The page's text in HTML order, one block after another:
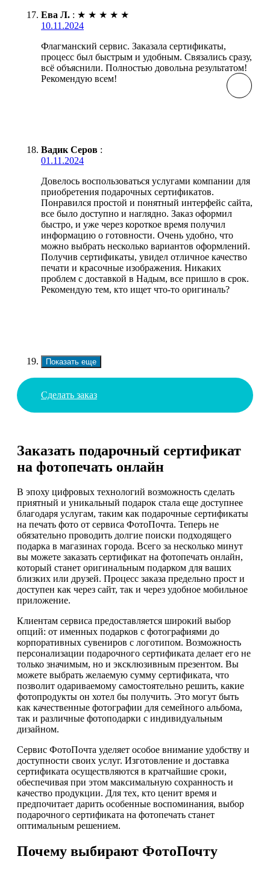
Ева Л. : ★ ★ ★ ★ ★
10.11.2024
Флагманский сервис. Заказала сертификаты,
процесс был быстрым и удобным. Связались сразу,
всё объяснили. Полностью довольна результатом!
Рекомендую всем!
Вадик Серов :
01.11.2024
Довелось воспользоваться услугами компании для
приобретения подарочных сертификатов.
Понравился простой и понятный интерфейс сайта,
все было доступно и наглядно. Заказ оформил
быстро, и уже через короткое время получил
информацию о готовности. Очень удобно, что
можно выбрать несколько вариантов оформлений.
Получив сертификаты, увидел отличное качество
печати и красочные изображения. Никаких
проблем с доставкой в Надым, все пришло в срок.
Рекомендую тем, кто ищет что-то оригиналь?
Показать еще
Сделать заказ
Заказать подарочный сертификат
на фотопечать онлайн
В эпоху цифровых технологий возможность сделать
приятный и уникальный подарок стала еще доступнее
благодаря услугам, таким как подарочные сертификаты
на печать фото от сервиса ФотоПочта. Теперь не
обязательно проводить долгие поиски подходящего
подарка в магазинах города. Всего за несколько минут
вы можете заказать сертификат на фотопечать онлайн,
который станет оригинальным подарком для ваших
близких или друзей. Процесс заказа предельно прост и
доступен как через сайт, так и через удобное мобильное
приложение.
Клиентам сервиса предоставляется широкий выбор
опций: от именных подарков с фотографиями до
корпоративных сувениров с логотипом. Возможность
персонализации подарочного сертификата делает его не
только значимым, но и эксклюзивным презентом. Вы
можете выбрать желаемую сумму сертификата, что
позволит одариваемому самостоятельно решить, какие
фотопродукты он хотел бы получить. Это могут быть
как качественные фотографии для семейного альбома,
так и различные фотоподарки с индивидуальным
дизайном.
Сервис ФотоПочта уделяет особое внимание удобству и
доступности своих услуг. Изготовление и доставка
сертификата осуществляются в кратчайшие сроки,
обеспечивая при этом максимальную сохранность и
качество продукции. Для тех, кто ценит время и
предпочитает дарить особенные воспоминания, выбор
подарочного сертификата на фотопечать станет
оптимальным решением.
Почему выбирают ФотоПочту